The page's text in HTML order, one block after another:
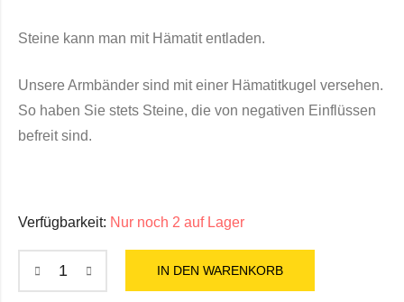
Steine kann man mit Hämatit entladen.
Unsere Armbänder sind mit einer Hämatitkugel versehen.
So haben Sie stets Steine, die von negativen Einflüssen
befreit sind.
Verfügbarkeit: Nur noch 2 auf Lager
IN DEN WARENKORB